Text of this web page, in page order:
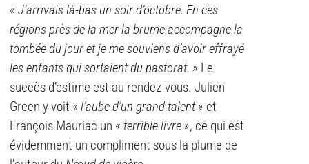
« J’arrivais là-bas un soir d’octobre. En ces
régions près de la mer la brume accompagne la
tombée du jour et je me souviens d’avoir effrayé
les enfants qui sortaient du pastorat. » Le
succès d’estime est au rendez-vous. Julien
Green y voit « l’aube d’un grand talent » et
François Mauriac un « terrible livre », ce qui est
évidemment un compliment sous la plume de